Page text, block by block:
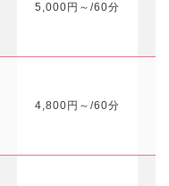
5,000円～/60分
4,800円～/60分